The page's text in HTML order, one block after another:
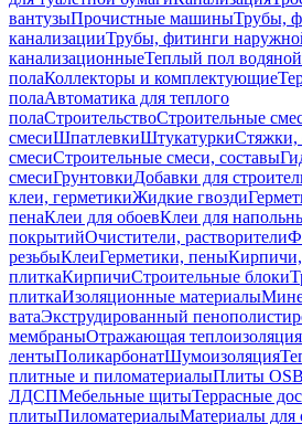
вантузыПрочистные машиныТрубы,
канализацииТрубы, фитинги
канализационныеТеплый пол водяной
полаКоллекторы и комплектующие
полаАвтоматика для теплого
полаСтроительствоСтроительные
смесиШпатлевкиШтукатуркиСтяжки,
смесиСтроительные смеси, составы
смесиГрунтовкиДобавки для
клеи, герметикиЖидкие гвозди
пенаКлеи для обоевКлеи для
покрытийОчистители, растворители
резьбыКлеиГерметики, пеныКирпичи,
плиткаКирпичиСтроительные блоки
плиткаИзоляционные материалы
ватаЭкструдированный
мембраныОтражающая теплоизоляция
лентыПоликарбонатШумоизоляция
плитные и пиломатериалыПлиты OSB
ЛДСПМебельные щитыТеррасные
плитыПиломатериалыМатериалы для